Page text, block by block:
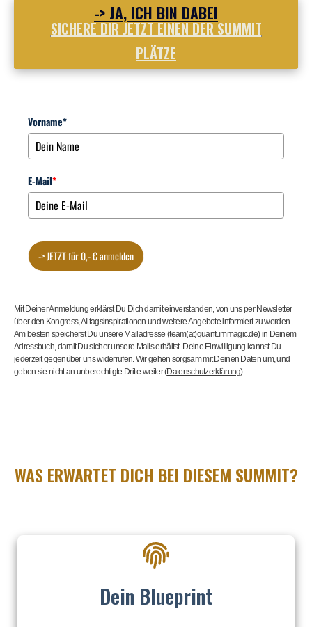
-> JA, ICH BIN DABEI
SICHERE DIR JETZT EINEN DER SUMMIT
PLÄTZE
Vorname*
E-Mail*
-> JETZT für 0,- € anmelden
Mit Deiner Anmeldung erklärst Du Dich damit einverstanden, von uns per Newsletter
über den Kongress, Alltagsinspirationen und weitere Angebote informiert zu werden.
Am besten speicherst Du unsere Mailadresse (team(at)quantummagic.de) in Deinem
Adressbuch, damit Du sicher unsere Mails erhältst. Deine Einwilligung kannst Du
jederzeit gegenüber uns widerrufen. Wir gehen sorgsam mit Deinen Daten um, und
geben sie nicht an unberechtigte Dritte weiter (Datenschutzerklärung).
WAS ERWARTET DICH BEI DIESEM SUMMIT?
Dein Blueprint